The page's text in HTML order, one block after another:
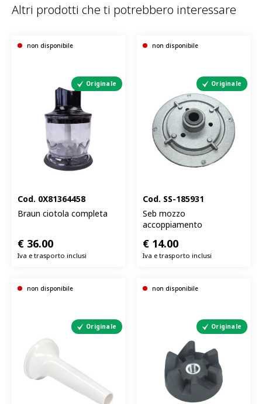
Altri prodotti che ti potrebbero interessare
non disponibile
Originale
Cod. 0X81364458
Braun ciotola completa
€ 36.00
Iva e trasporto inclusi
non disponibile
Originale
Cod. SS-185931
Seb mozzo
accoppiamento
€ 14.00
Iva e trasporto inclusi
non disponibile
Originale
non disponibile
Originale